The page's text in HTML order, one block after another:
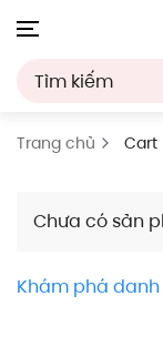
Trang chủ Cart
Chưa có sản
Khám phá